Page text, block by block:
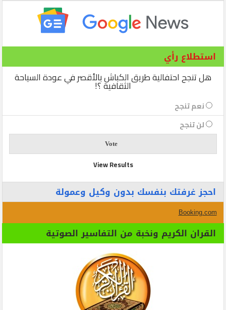
استطلاع رأي
هل تنجح احتفالية طريق الكباش بالأقصر في عودة السياحة
الثقافية ؟!
نعم تنجح
لن تنجح
View Results
احجز غرفتك بنفسك بدون وكيل وعمولة
Booking.com
القران الكريم ونخبة من التفاسير الصوتية